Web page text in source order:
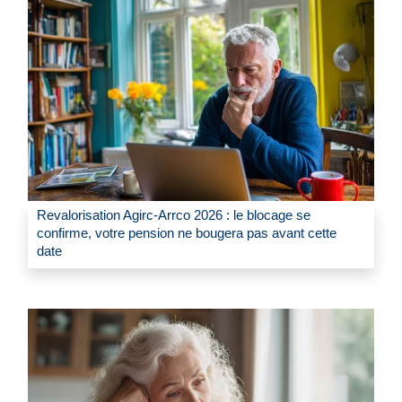
Revalorisation Agirc-Arrco 2026 : le blocage se
confirme, votre pension ne bougera pas avant cette
date